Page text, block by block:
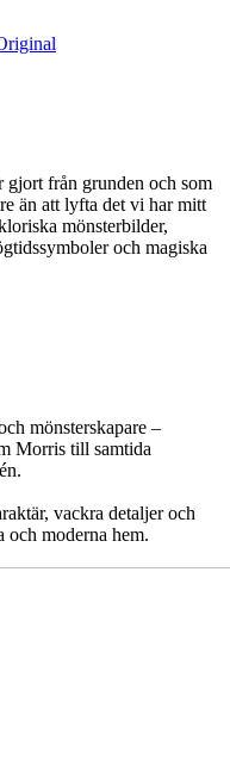
gjort från grunden och som
än att lyfta det vi har mitt
mönsterbilder,
och magiska
mönsterskapare –
Morris till samtida
vackra detaljer och
och moderna hem.